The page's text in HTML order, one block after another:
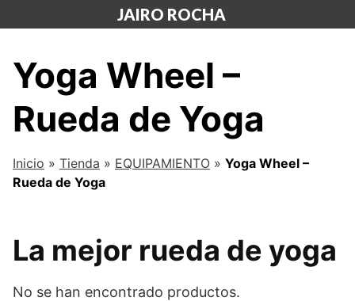
al
JAIRO ROCHA
Yoga Wheel –
Rueda de Yoga
Inicio » Tienda » EQUIPAMIENTO » Yoga Wheel –
Rueda de Yoga
La mejor rueda de yoga
No se han encontrado productos.